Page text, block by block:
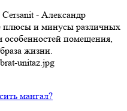
Cersanit - Александр
плюсы и минусы различных
особенностей помещения,
жизни.
мангал?